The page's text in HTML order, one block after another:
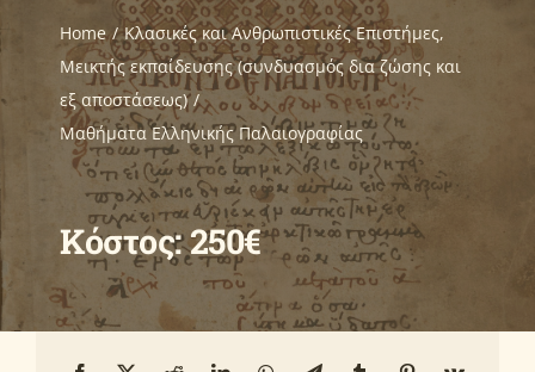
Προγράμματα
Υποβολή Πρότασης
Μητρώα
Home
Κλασικές και Ανθρωπιστικές Επιστήμες
Μεικτής εκπαίδευσης (συνδυασμός δια ζώσης και
εξ αποστάσεως)
Μαθήματα Ελληνικής Παλαιογραφίας
Κόστος: 250€